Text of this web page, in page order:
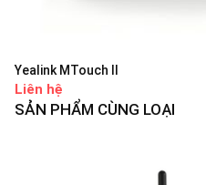
Yealink MTouch II
Liên hệ
SẢN PHẨM CÙNG LOẠI